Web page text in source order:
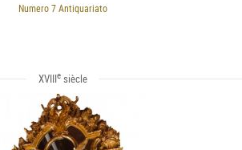
Numero 7 Antiquariato
XVIIIesiècle